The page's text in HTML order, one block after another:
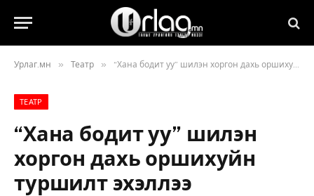
Урлаг.мн » Театр » “Хана бодит уу” шилэн хоргон дахь оршихуйн туршилт эхэллээ
ТЕАТР
“Хана бодит уу” шилэн
хоргон дахь оршихуйн
туршилт эхэллээ